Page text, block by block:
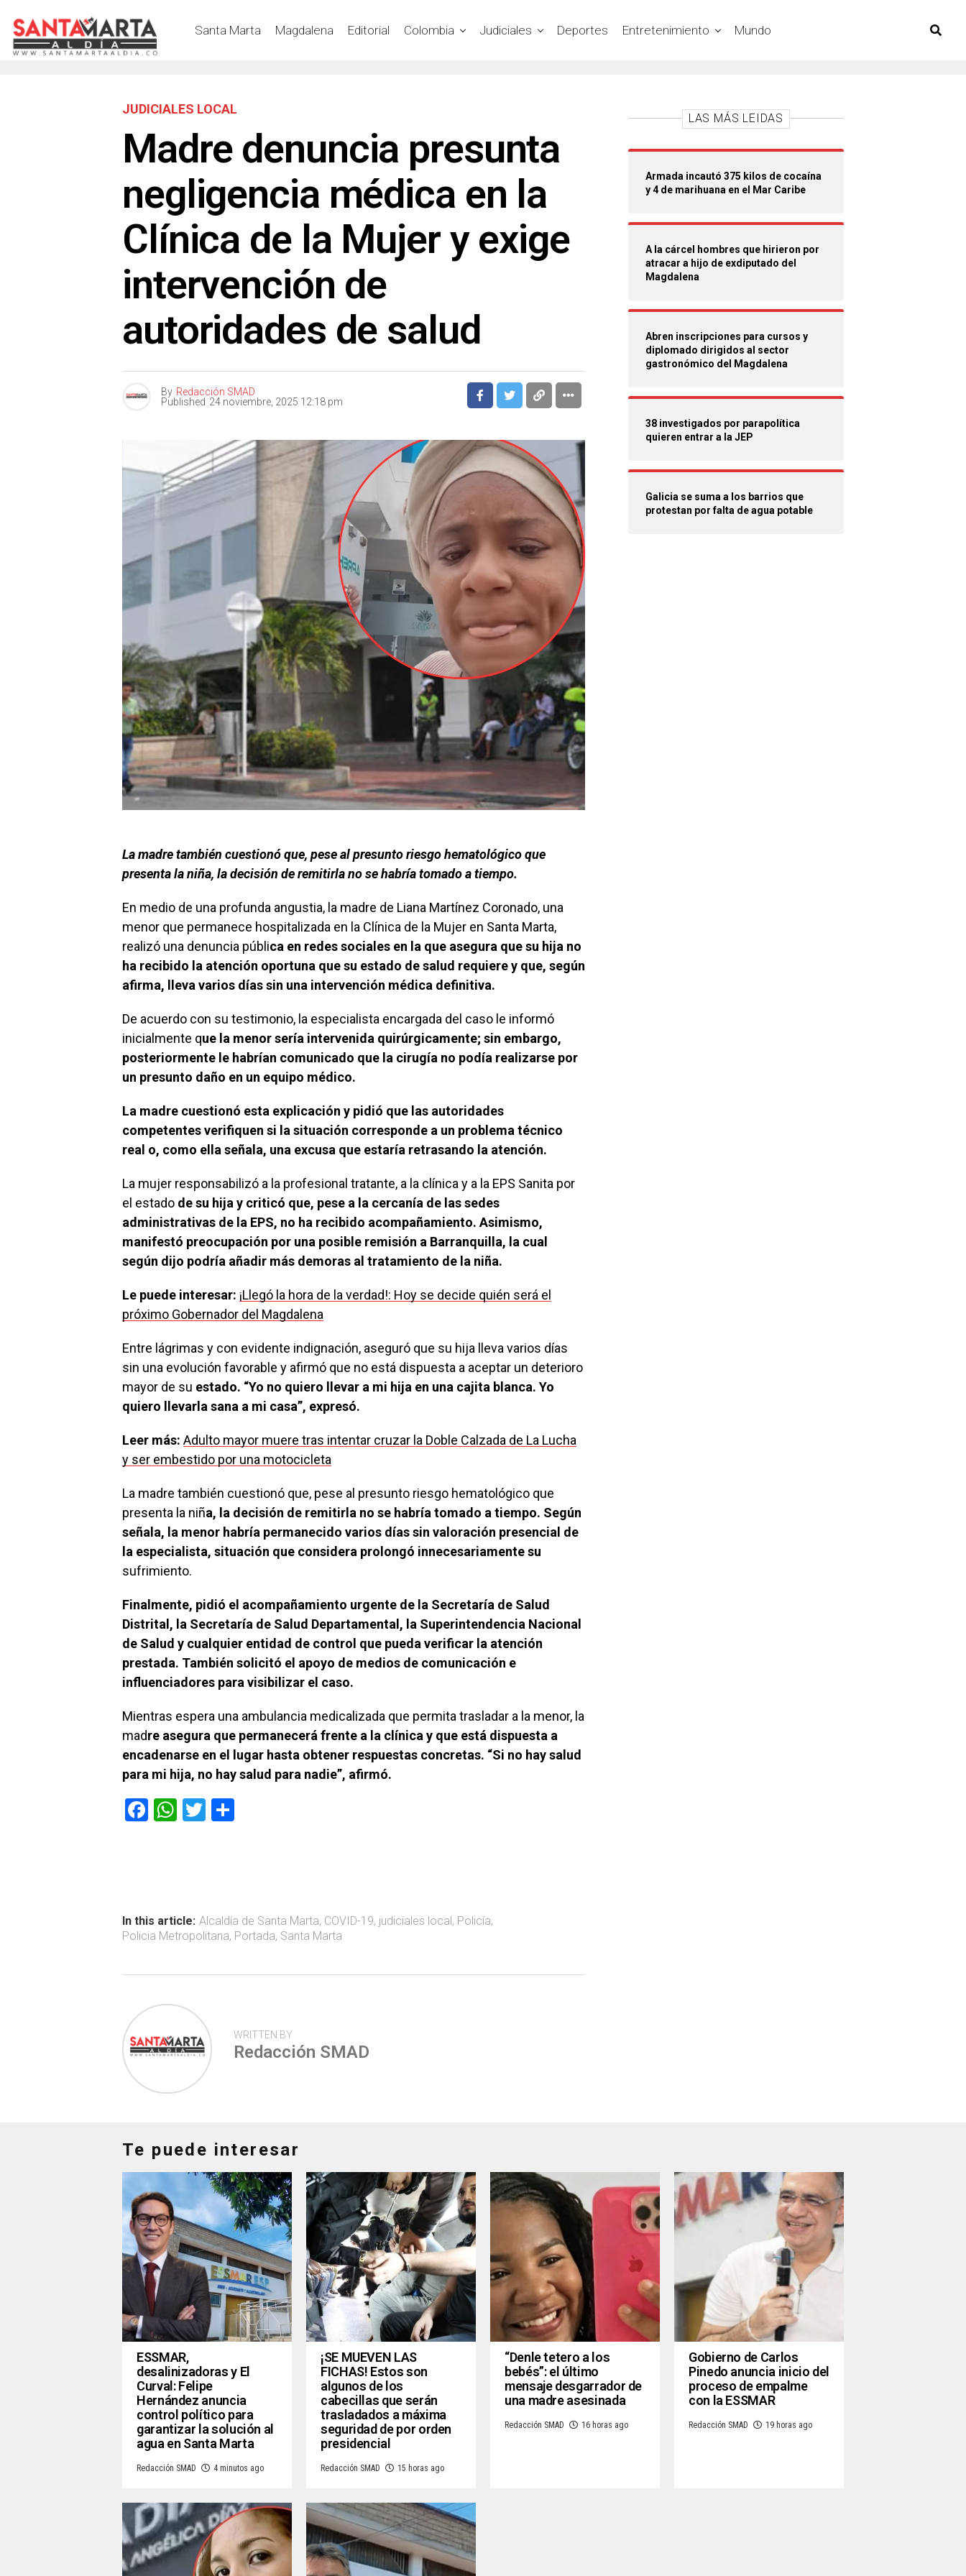
Santa Marta Magdalena Editorial Colombia Judiciales Deportes Entretenimiento Mundo
JUDICIALES LOCAL
Madre denuncia presunta
negligencia médica en la
Clínica de la Mujer y exige
intervención de
autoridades de salud
By Redacción SMAD
Published 24 noviembre, 2025 12:18 pm
La madre también cuestionó que, pese al presunto riesgo hematológico que
presenta la niña, la decisión de remitirla no se habría tomado a tiempo.
En medio de una profunda angustia, la madre de Liana Martínez Coronado, una
menor que permanece hospitalizada en la Clínica de la Mujer en Santa Marta,
realizó una denuncia pública en redes sociales en la que asegura que su hija no
ha recibido la atención oportuna que su estado de salud requiere y que, según
afirma, lleva varios días sin una intervención médica definitiva.
De acuerdo con su testimonio, la especialista encargada del caso le informó
inicialmente que la menor sería intervenida quirúrgicamente; sin embargo,
posteriormente le habrían comunicado que la cirugía no podía realizarse por
un presunto daño en un equipo médico.
La madre cuestionó esta explicación y pidió que las autoridades
competentes verifiquen si la situación corresponde a un problema técnico
real o, como ella señala, una excusa que estaría retrasando la atención.
La mujer responsabilizó a la profesional tratante, a la clínica y a la EPS Sanita por
el estado de su hija y criticó que, pese a la cercanía de las sedes
administrativas de la EPS, no ha recibido acompañamiento. Asimismo,
manifestó preocupación por una posible remisión a Barranquilla, la cual
según dijo podría añadir más demoras al tratamiento de la niña.
Le puede interesar: ¡Llegó la hora de la verdad!: Hoy se decide quién será el
próximo Gobernador del Magdalena
Entre lágrimas y con evidente indignación, aseguró que su hija lleva varios días
sin una evolución favorable y afirmó que no está dispuesta a aceptar un deterioro
mayor de su estado. “Yo no quiero llevar a mi hija en una cajita blanca. Yo
quiero llevarla sana a mi casa”, expresó.
Leer más: Adulto mayor muere tras intentar cruzar la Doble Calzada de La Lucha
y ser embestido por una motocicleta
La madre también cuestionó que, pese al presunto riesgo hematológico que
presenta la niña, la decisión de remitirla no se habría tomado a tiempo. Según
señala, la menor habría permanecido varios días sin valoración presencial de
la especialista, situación que considera prolongó innecesariamente su
sufrimiento.
Finalmente, pidió el acompañamiento urgente de la Secretaría de Salud
Distrital, la Secretaría de Salud Departamental, la Superintendencia Nacional
de Salud y cualquier entidad de control que pueda verificar la atención
prestada. También solicitó el apoyo de medios de comunicación e
influenciadores para visibilizar el caso.
Mientras espera una ambulancia medicalizada que permita trasladar a la menor, la
madre asegura que permanecerá frente a la clínica y que está dispuesta a
encadenarse en el lugar hasta obtener respuestas concretas. “Si no hay salud
para mi hija, no hay salud para nadie”, afirmó.
F
ok
W
p
p
T
tir
In this article: Alcaldía de Santa Marta, COVID-19, judiciales local , Policía,
Policia Metropolitana, Portada, Santa Marta
WRITTEN BY
Redacción SMAD
LAS MÁS LEIDAS
Armada incautó 375 kilos de cocaína
y 4 de marihuana en el Mar Caribe
A la cárcel hombres que hirieron por
atracar a hijo de exdiputado del
Magdalena
Abren inscripciones para cursos y
diplomado dirigidos al sector
gastronómico del Magdalena
38 investigados por parapolítica
quieren entrar a la JEP
Galicia se suma a los barrios que
protestan por falta de agua potable
Te puede interesar
ESSMAR,
desalinizadoras y El
Curval: Felipe
Hernández anuncia
control político para
garantizar la solución al
agua en Santa Marta
Redacción SMAD 4 minutos ago
¡SE MUEVEN LAS
FICHAS! Estos son
algunos de los
cabecillas que serán
trasladados a máxima
seguridad de por orden
presidencial
Redacción SMAD 15 horas ago
“Denle tetero a los
bebés”: el último
mensaje desgarrador de
una madre asesinada
Redacción SMAD 16 horas ago
Gobierno de Carlos
Pinedo anuncia inicio del
proceso de empalme
con la ESSMAR
Redacción SMAD 19 horas ago